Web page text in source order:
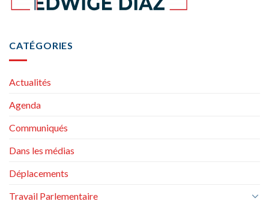
CATÉGORIES
Actualités
Agenda
Communiqués
Dans les médias
Déplacements
Travail Parlementaire